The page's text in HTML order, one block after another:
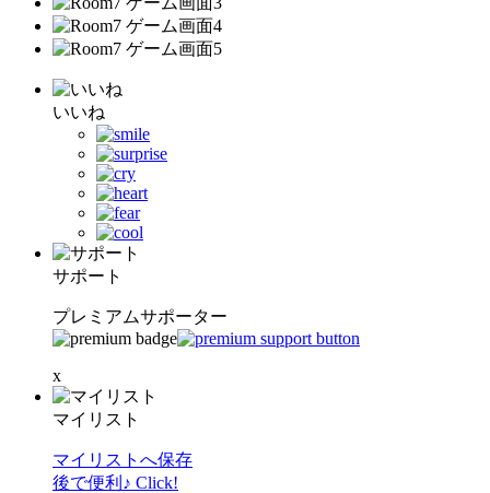
いいね
サポート
プレミアムサポーター
x
マイリスト
マイリストへ保存
後で便利♪ Click!